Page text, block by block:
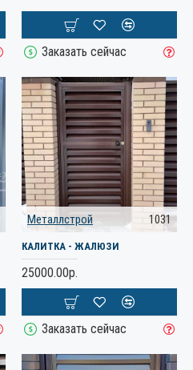
Заказать сейчас
Металлстрой 1031
КАЛИТКА - ЖАЛЮЗИ
25000.00р.
Заказать сейчас